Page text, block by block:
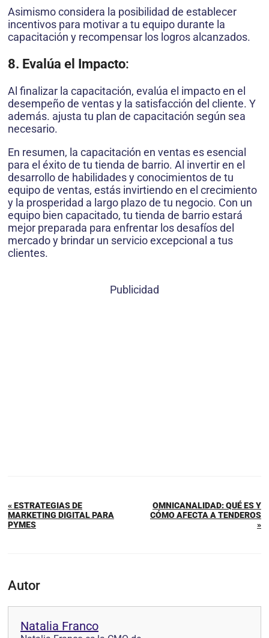
Asimismo considera la posibilidad de establecer
incentivos para motivar a tu equipo durante la
capacitación y recompensar los logros alcanzados.
8. Evalúa el Impacto:
Al finalizar la capacitación, evalúa el impacto en el
desempeño de ventas y la satisfacción del cliente. Y
además. ajusta tu plan de capacitación según sea
necesario.
En resumen, la capacitación en ventas es esencial
para el éxito de tu tienda de barrio. Al invertir en el
desarrollo de habilidades y conocimientos de tu
equipo de ventas, estás invirtiendo en el crecimiento
y la prosperidad a largo plazo de tu negocio. Con un
equipo bien capacitado, tu tienda de barrio estará
mejor preparada para enfrentar los desafíos del
mercado y brindar un servicio excepcional a tus
clientes.
Publicidad
« ESTRATEGIAS DE
MARKETING DIGITAL PARA
PYMES
OMNICANALIDAD: QUÉ ES Y
CÓMO AFECTA A TENDEROS
»
Autor
Natalia Franco